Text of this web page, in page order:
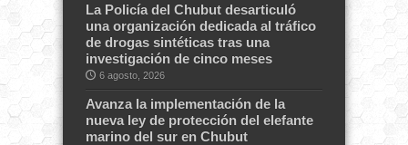
La Policía del Chubut desarticuló
una organización dedicada al tráfico
de drogas sintéticas tras una
investigación de cinco meses
6 agosto, 2026
Avanza la implementación de la
nueva ley de protección del elefante
marino del sur en Chubut